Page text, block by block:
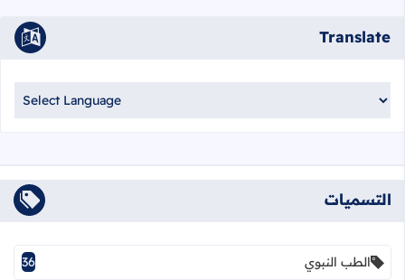
Translate
التسميات
الطب النبوي 36